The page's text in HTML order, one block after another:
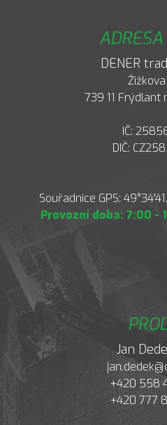
DENER
739 11 Frýdlant
IČ:
DIČ:
Souřadnice GPS:
Provozní doba: 7:00 -
Jan
+420 558
+420 777